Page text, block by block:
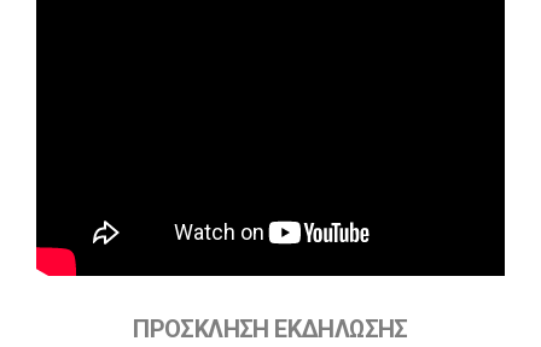
ΠΡΟΣΚΛΗΣΗ ΕΚΔΗΛΩΣΗΣ